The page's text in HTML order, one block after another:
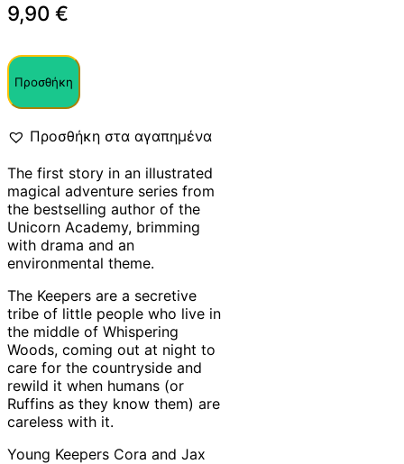
9,90 €
Προσθήκη
Προσθήκη στα αγαπημένα
The first story in an illustrated
magical adventure series from
the bestselling author of the
Unicorn Academy, brimming
with drama and an
environmental theme.
The Keepers are a secretive
tribe of little people who live in
the middle of Whispering
Woods, coming out at night to
care for the countryside and
rewild it when humans (or
Ruffins as they know them) are
careless with it.
Young Keepers Cora and Jax